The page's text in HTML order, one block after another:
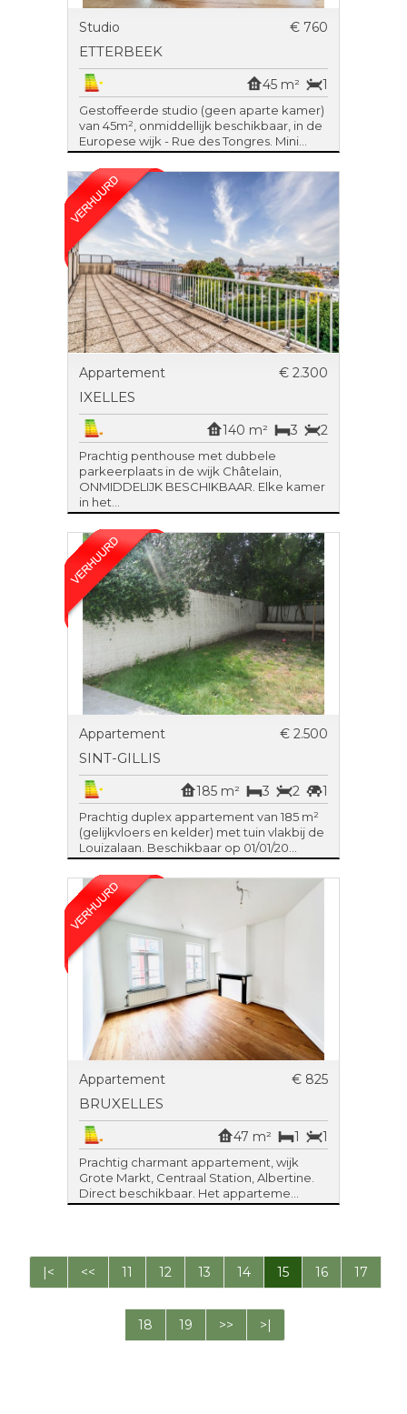
Studio € 760
ETTERBEEK
1
45 m²
Gestoffeerde studio (geen aparte kamer)
van 45m², onmiddellijk beschikbaar, in de
Europese wijk - Rue des Tongres. Mini...
Appartement € 2.300
IXELLES
2
3
140 m²
Prachtig penthouse met dubbele
parkeerplaats in de wijk Châtelain,
ONMIDDELIJK BESCHIKBAAR. Elke kamer
in het...
Appartement € 2.500
SINT-GILLIS
1
2
3
185 m²
Prachtig duplex appartement van 185 m²
(gelijkvloers en kelder) met tuin vlakbij de
Louizalaan. Beschikbaar op 01/01/20...
Appartement € 825
BRUXELLES
1
1
47 m²
Prachtig charmant appartement, wijk
Grote Markt, Centraal Station, Albertine.
Direct beschikbaar. Het apparteme...
|< << 11 12 13 14 15 16 17
18 19 >> >|